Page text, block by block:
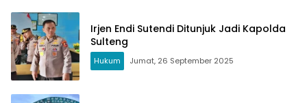
Irjen Endi Sutendi Ditunjuk Jadi Kapolda
Sulteng
Hukum Jumat, 26 September 2025